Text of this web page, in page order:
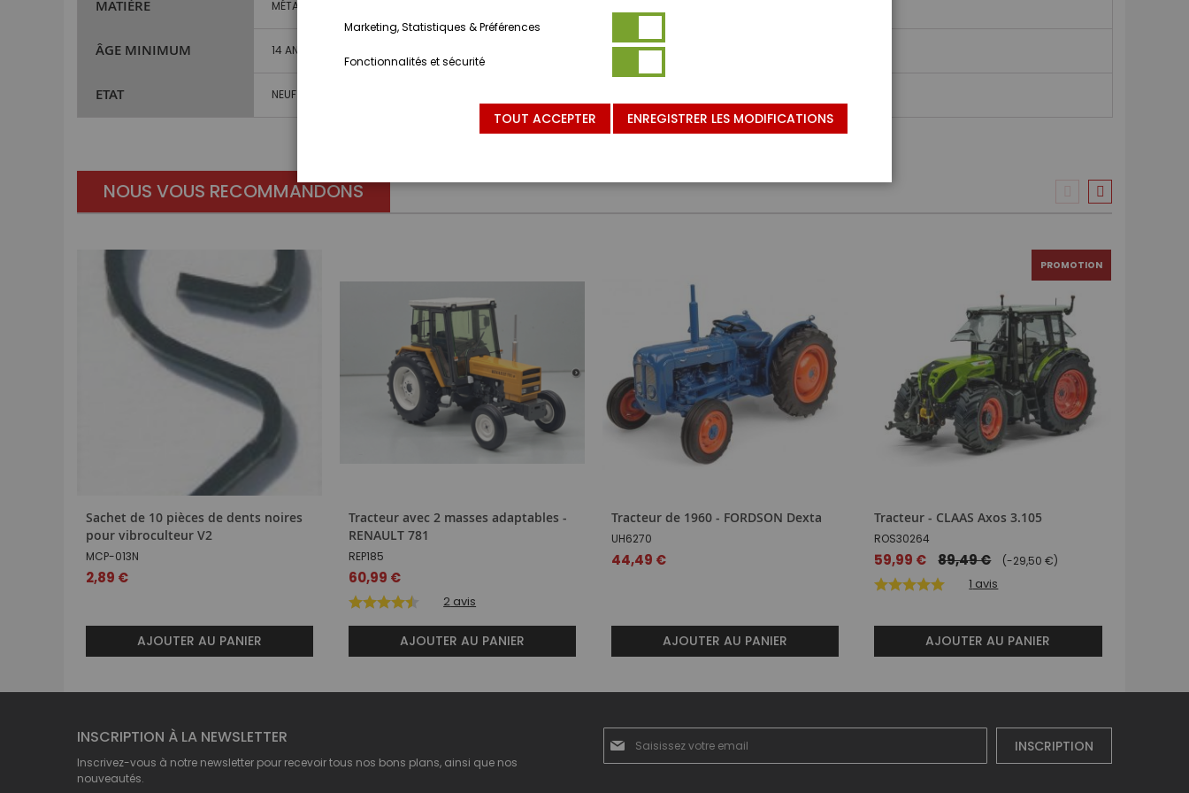
MATIÈRE MÉTAL ET PLASTIQUE
ÂGE MINIMUM 14 ANS ET PLUS
ETAT NEUF
NOUS VOUS RECOMMANDONS
Sachet de 10 pièces de dents noires
pour vibroculteur V2
MCP-013N
2,89 €
AJOUTER AU PANIER
Tracteur avec 2 masses adaptables -
RENAULT 781
REP185
60,99 €
2 avis
AJOUTER AU PANIER
Tracteur de 1960 - FORDSON Dexta
UH6270
44,49 €
AJOUTER AU PANIER
PROMOTION
Tracteur - CLAAS Axos 3.105
ROS30264
Prix
59,99 € 89,49 € (-29,50 €)
1 avis
AJOUTER AU PANIER
INSCRIPTION À LA NEWSLETTER
Inscrivez-vous à notre newsletter pour recevoir tous nos bons plans, ainsi que nos
nouveautés.
notre
INSCRIPTION
Marketing, Statistiques & Préférences
Fonctionnalités et sécurité
TOUT ACCEPTER ENREGISTRER LES MODIFICATIONS